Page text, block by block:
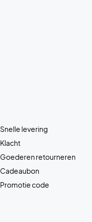
Snelle levering
Klacht
Goederen retourneren
Cadeaubon
Promotie code